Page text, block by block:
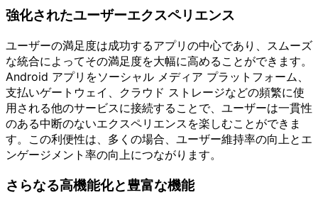
強化されたユーザーエクスペリエンス
ユーザーの満足度は成功するアプリの中心であり、スムーズ
な統合によってその満足度を大幅に高めることができます。
Android アプリをソーシャル メディア プラットフォーム、
支払いゲートウェイ、クラウド ストレージなどの頻繁に使
用される他のサービスに接続することで、ユーザーは一貫性
のある中断のないエクスペリエンスを楽しむことができま
す。この利便性は、多くの場合、ユーザー維持率の向上とエ
ンゲージメント率の向上につながります。
さらなる高機能化と豊富な機能